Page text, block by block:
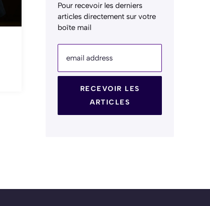
Pour recevoir les derniers
articles directement sur votre
boîte mail
email address
RECEVOIR LES
ARTICLES